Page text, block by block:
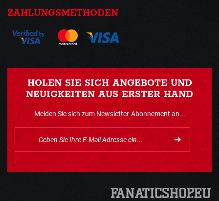
ZAHLUNGSMETHODEN
HOLEN SIE SICH ANGEBOTE UND
NEUIGKEITEN AUS ERSTER HAND
Melden Sie sich zum Newsletter-Abonnement an...